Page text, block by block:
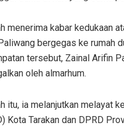
menerima kabar kedukaan
bergegas ke rumah
tersebut, Zainal Arifin
oleh almarhum.
itu, ia melanjutkan melayat
Kota Tarakan dan DPRD